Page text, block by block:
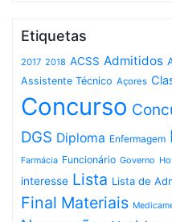
Etiquetas
2017 2018 ACSS Admitidos
Assistente Técnico Açores
Concurso
DGS Diploma Enfermagem
Farmácia Funcionário Governo
interesse Lista Lista de
Final Materiais